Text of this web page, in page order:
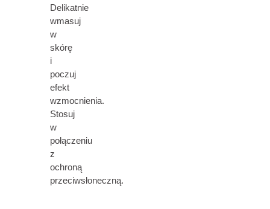
Delikatnie
wmasuj
w
skórę
i
poczuj
efekt
wzmocnienia.
Stosuj
w
połączeniu
z
ochroną
przeciwsłoneczną.